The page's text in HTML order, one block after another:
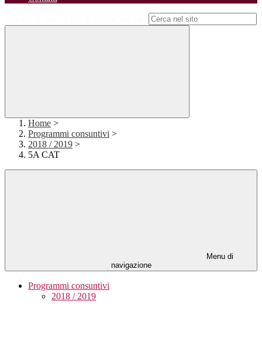
Home >
Programmi consuntivi >
2018 / 2019 >
5A CAT
Menu di
navigazione
Programmi consuntivi
2018 / 2019